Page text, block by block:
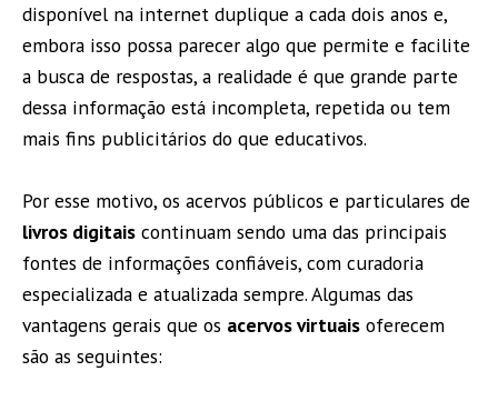
disponível na internet duplique a cada dois anos e,
embora isso possa parecer algo que permite e facilite
a busca de respostas, a realidade é que grande parte
dessa informação está incompleta, repetida ou tem
mais fins publicitários do que educativos.
Por esse motivo, os acervos públicos e particulares de
livros digitais continuam sendo uma das principais
fontes de informações confiáveis, com curadoria
especializada e atualizada sempre. Algumas das
vantagens gerais que os acervos virtuais oferecem
são as seguintes: